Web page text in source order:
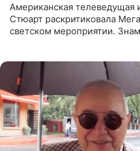
Американская телеведущая
Стюарт раскритиковала
светском мероприятии.